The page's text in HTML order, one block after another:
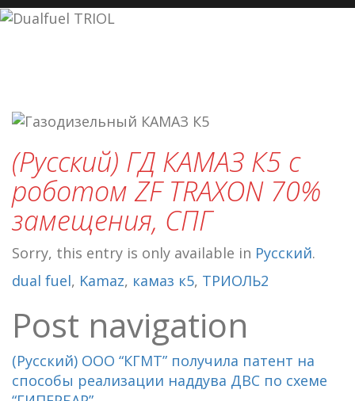
(Русский) ГД КАМАЗ К5 с
роботом ZF TRAXON 70%
замещения, СПГ
Sorry, this entry is only available in Русский.
dual fuel, Kamaz, камаз к5, ТРИОЛЬ2
Post navigation
(Русский) ООО “КГМТ” получила патент на
способы реализации наддува ДВС по схеме